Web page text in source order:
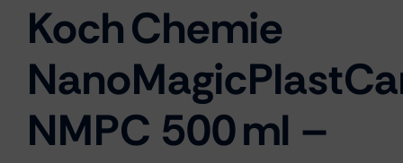
Koch Chemie
NMPC 500 ml –